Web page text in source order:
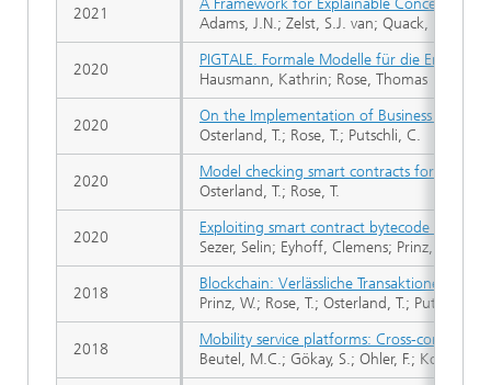
A Framework for Explainable Concept Drift
Adams, J.N.; Zelst, S.J. van; Quack, L.;
PIGTALE. Formale Modelle für die
Hausmann, Kathrin; Rose, Thomas
On the Implementation of Business Process
Osterland, T.; Rose, T.; Putschli, C.
Model checking smart contracts for
Osterland, T.; Rose, T.
Exploiting smart contract bytecode for
Sezer, Selin; Eyhoff, Clemens; Prinz,
Blockchain: Verlässliche Transaktionen
Prinz, W.; Rose, T.; Osterland, T.; Putschli, C.
Mobility service platforms: Cross-
Beutel, M.C.; Gökay, S.; Ohler, F.; Kohl, W.;
2021
2020
2020
2020
2020
2018
2018